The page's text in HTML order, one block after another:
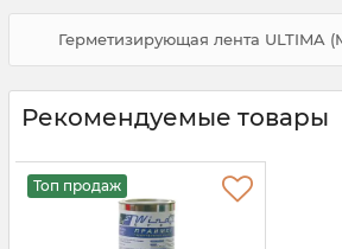
Герметизирующая лента ULTIMA
Рекомендуемые товары
Топ продаж